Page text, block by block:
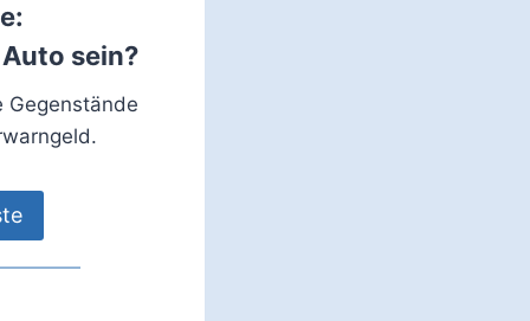
sein?
Gegenstände